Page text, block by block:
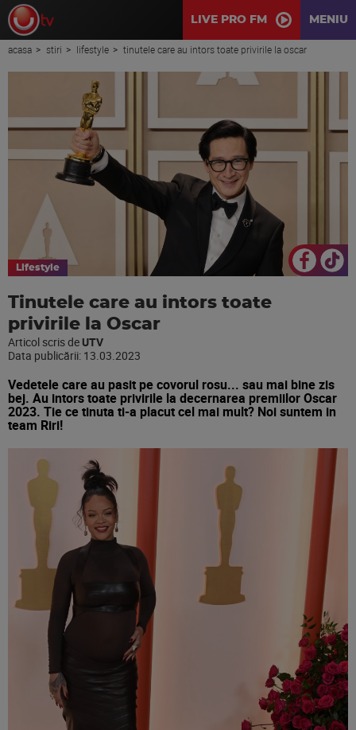
LIVE PRO FM MENIU
acasa stiri lifestyle tinutele care au intors toate privirile la oscar
Lifestyle
Tinutele care au intors toate
privirile la Oscar
Articol scris de UTV
Data publicării: 13.03.2023
Vedetele care au pasit pe covorul rosu... sau mai bine zis
bej. Au intors toate privirile la decernarea premiilor Oscar
2023. Tie ce tinuta ti-a placut cel mai mult? Noi suntem in
team Riri!